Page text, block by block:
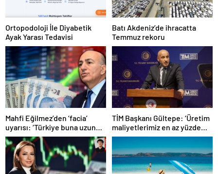
Ortopodoloji İle Diyabetik
Ayak Yarası Tedavisi
Batı Akdeniz’de ihracatta
Temmuz rekoru
Mahfi Eğilmez’den ‘facia’
uyarısı: ‘Türkiye buna uzun
süre katlanamaz…’
TİM Başkanı Gültepe: ‘Üretim
maliyetlerimiz en az yüzde
100 arttı’